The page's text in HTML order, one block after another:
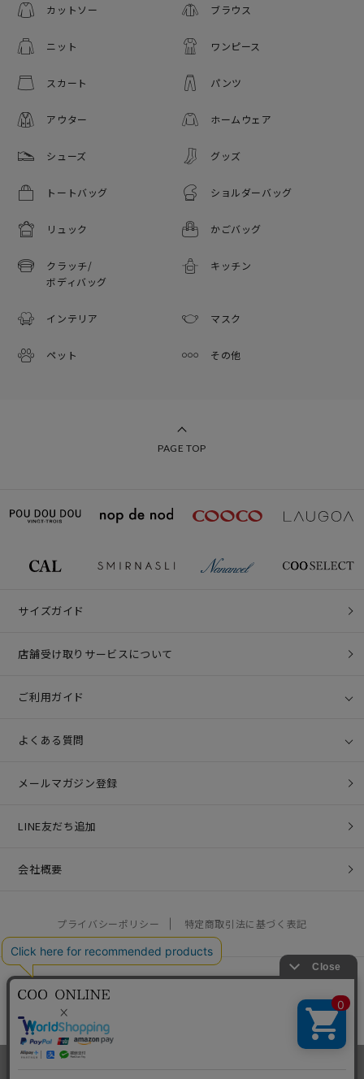
カットソー ブラウス
ニット ワンピース
スカート パンツ
アウター ホームウェア
シューズ グッズ
トートバッグ ショルダーバッグ
リュック かごバッグ
クラッチ/
ボディバッグ
キッチン
インテリア マスク
ペット その他
PAGE TOP
サイズガイド
店舗受け取りサービスについて
ご利用ガイド
よくある質問
メールマガジン登録
LINE友だち追加
会社概要
プライバシーポリシー 特定商取引法に基づく表記
営業時間：10:00 - 17:00 / 定休日：土日祝
お問い合わせ：